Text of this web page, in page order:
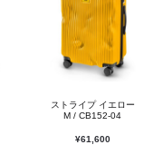
ストライプ イエロー
M / CB152-04
¥61,600